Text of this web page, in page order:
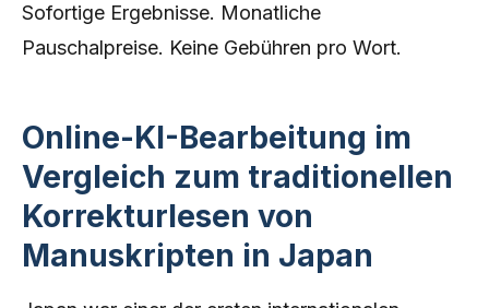
Sofortige Ergebnisse. Monatliche
Pauschalpreise. Keine Gebühren pro Wort.
Online-KI-Bearbeitung im
Vergleich zum traditionellen
Korrekturlesen von
Manuskripten in Japan